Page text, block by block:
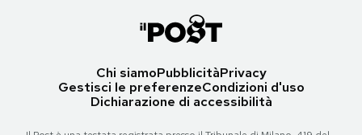
Chi siamoPubblicitàPrivacy
Gestisci le preferenzeCondizioni d'uso
Dichiarazione di accessibilità